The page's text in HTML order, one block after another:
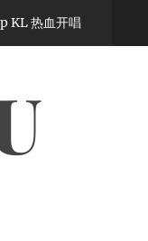
ago 四大印尼金曲